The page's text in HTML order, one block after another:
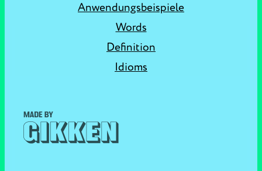
Anwendungsbeispiele
Words
Definition
Idioms